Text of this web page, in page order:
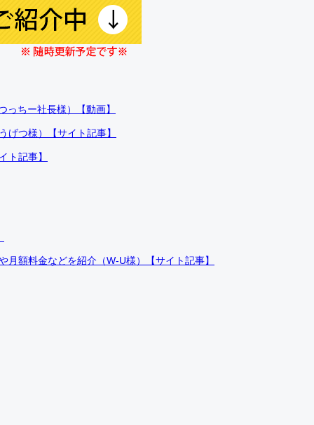
ちー社長様）【動画】
げつ様）【サイト記事】
ト記事】
額料金などを紹介（W-U様）【サイト記事】